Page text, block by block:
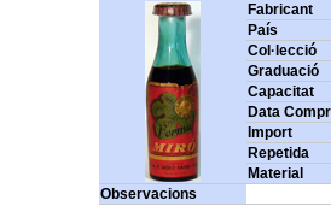
Fabricant
País
Col·lecció
Graduació
Capacitat
Data
Import
Repetida
Material
Observacions